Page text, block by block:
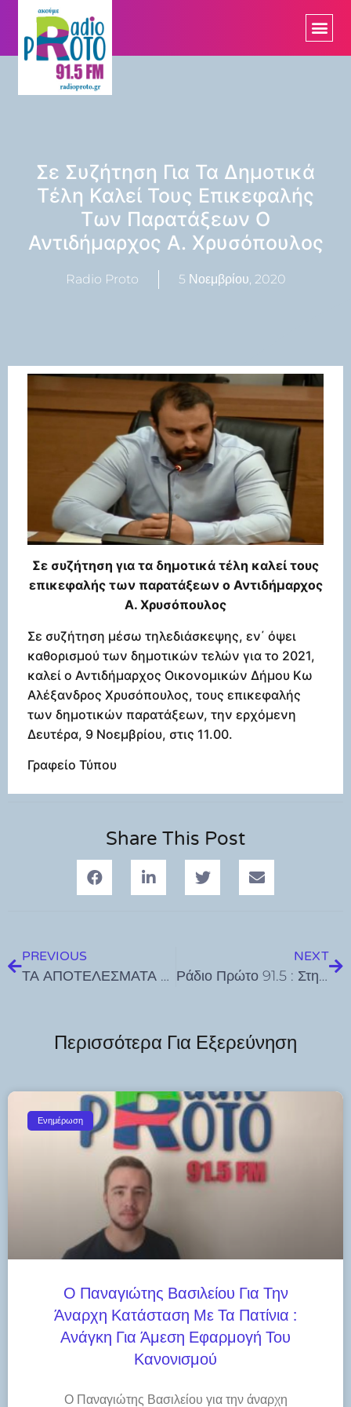
Σε Συζήτηση Για Τα Δημοτικά
Τέλη Καλεί Τους Επικεφαλής
Των Παρατάξεων Ο
Αντιδήμαρχος Α. Χρυσόπουλος
Radio Proto 5 Νοεμβρίου, 2020
Σε συζήτηση για τα δημοτικά τέλη καλεί τους
επικεφαλής των παρατάξεων ο Αντιδήμαρχος
Α. Χρυσόπουλος
Σε συζήτηση μέσω τηλεδιάσκεψης, εν΄ όψει
καθορισμού των δημοτικών τελών για το 2021,
καλεί ο Αντιδήμαρχος Οικονομικών Δήμου Κω
Αλέξανδρος Χρυσόπουλος, τους επικεφαλής
των δημοτικών παρατάξεων, την ερχόμενη
Δευτέρα, 9 Νοεμβρίου, στις 11.00.
Γραφείο Τύπου
Share This Post
PREVIOUS
ΤΑ ΑΠΟΤΕΛΕΣΜΑΤΑ ΤΩΝ ΕΚΛΟΓΩΝ ΤΟΥ ΣΩΜΑΤΕΙΟΥ ΞΕΝΟΔΟΧΟΫΠΑΛΛΗΛΩΝ & ΣΕΡΒΙΤΟΡΩΝ ΚΩ
NEXT
Ράδιο Πρώτο 91.5 : Στηρίζουμε ΟΛΟΙ τις τοπικές επιχειρήσεις και τα ντόπια προϊόντα ενόψει Lockdown
Περισσότερα Για Εξερεύνηση
Ενημέρωση
Ο Παναγιώτης Βασιλείου Για Την
Άναρχη Κατάσταση Με Τα Πατίνια :
Ανάγκη Για Άμεση Εφαρμογή Του
Κανονισμού
Ο Παναγιώτης Βασιλείου για την άναρχη